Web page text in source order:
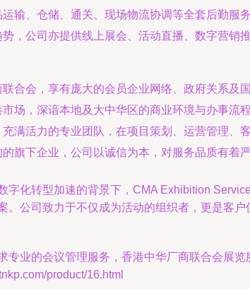
输、仓储、通关、现场物流协调等全套后勤服
，公司亦提供线上展会、活动直播、数字营销
合会，享有庞大的会员企业网络、政府关系及
场，深谙本地及大中华区的商业环境与办事流
满活力的专业团队，在项目策划、运营管理、
旗下企业，公司以诚信为本，对服务品质有着
字化转型加速的背景下，CMA Exhibition
。公司致力于不仅成为活动的组织者，更是客
专业的会议管理服务，香港中华厂商联合会展
product/16.html